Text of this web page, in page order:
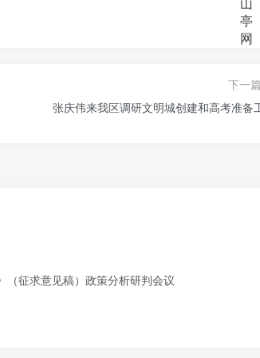
下一
张庆伟来我区调研文明城创建和高考准备
征求意见稿）政策分析研判会议